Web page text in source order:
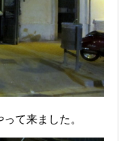
て来ました。